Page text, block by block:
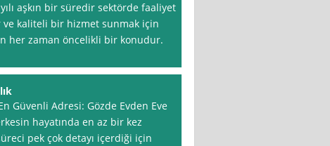
aşkın bir süredir sektörde faaliyet
kaliteli bir hizmet sunmak için
her zaman öncelikli bir konudur.
Güvenli Adresi: Gözde Evden Eve
hayatında en az bir kez
pek çok detayı içerdiği için